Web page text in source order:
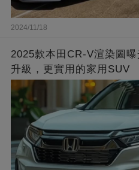
2024/11/18
2025款本田CR-V渲染圖
升級，更實用的家用SUV